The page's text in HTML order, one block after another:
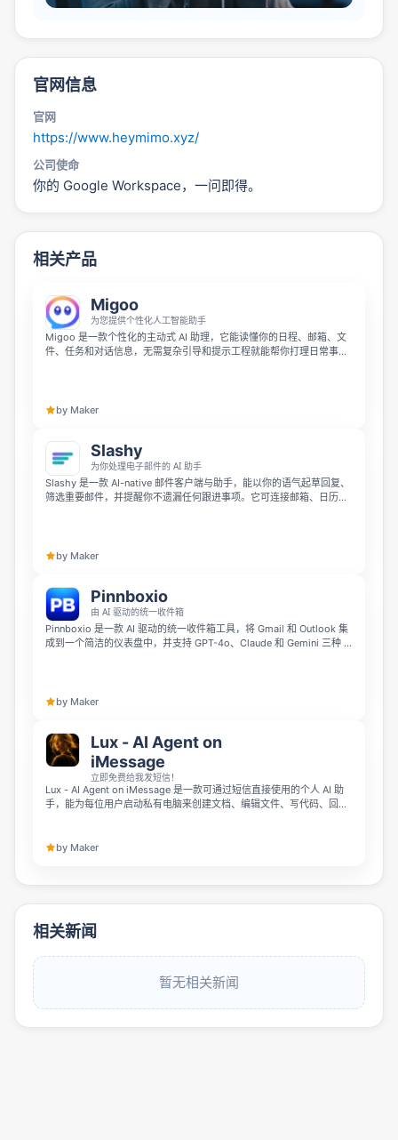
官网信息
官网
https://www.heymimo.xyz/
公司使命
你的 Google Workspace，一问即得。
相关产品
Migoo
为您提供个性化人工智能助手
Migoo 是一款个性化的主动式 AI 助理，它能读懂你的日程、邮箱、文
件、任务和对话信息，无需复杂引导和提示工程就能帮你打理日常事
by Maker
Slashy
为你处理电子邮件的 AI 助手
Slashy 是一款 AI-native 邮件客户端与助手，能以你的语气起草回复、
筛选重要邮件，并提醒你不遗漏任何跟进事项。它可连接邮箱、日历、
by Maker
Pinnboxio
由 AI 驱动的统一收件箱
Pinnboxio 是一款 AI 驱动的统一收件箱工具，将 Gmail 和 Outlook 集
成到一个简洁的仪表盘中，并支持 GPT-4o、Claude 和 Gemini 三种 AI
by Maker
Lux - AI Agent on
iMessage
立即免费给我发短信！
Lux - AI Agent on iMessage 是一款可通过短信直接使用的个人 AI 助
手，能为每位用户启动私有电脑来创建文档、编辑文件、写代码、回复
by Maker
相关新闻
暂无相关新闻